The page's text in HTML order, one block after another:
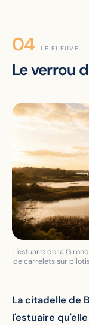
LE FLEUVE
Le verrou
L'estuaire de la
de carrelets sur
La citadelle de
l'estuaire